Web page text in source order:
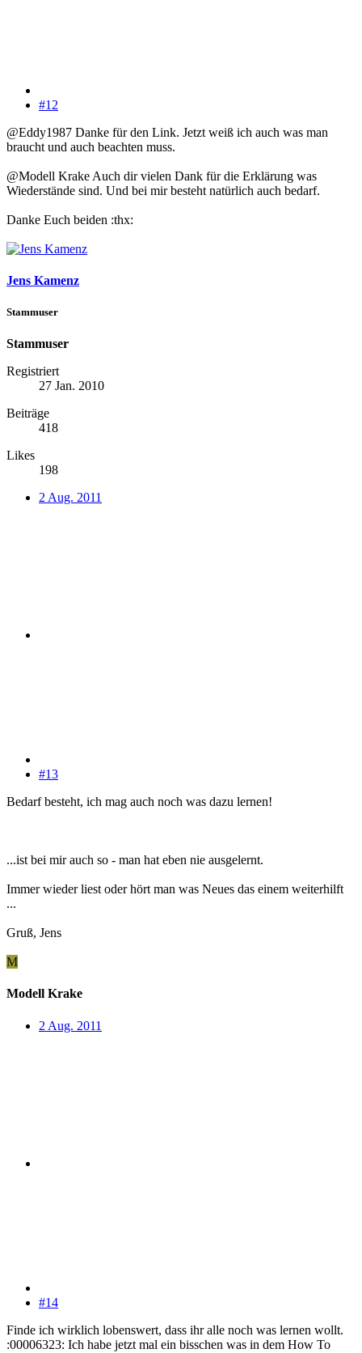
#12
@Eddy1987 Danke für den Link. Jetzt weiß ich auch was man
braucht und auch beachten muss.
@Modell Krake Auch dir vielen Dank für die Erklärung was
Wiederstände sind. Und bei mir besteht natürlich auch bedarf.
Danke Euch beiden :thx:
Jens Kamenz
Stammuser
Stammuser
Registriert
27 Jan. 2010
Beiträge
418
Likes
198
2 Aug. 2011
#13
Bedarf besteht, ich mag auch noch was dazu lernen!
...ist bei mir auch so - man hat eben nie ausgelernt.
Immer wieder liest oder hört man was Neues das einem weiterhilft
...
Gruß, Jens
M
Modell Krake
2 Aug. 2011
#14
Finde ich wirklich lobenswert, dass ihr alle noch was lernen wollt.
:00006323: Ich habe jetzt mal ein bisschen was in dem How To